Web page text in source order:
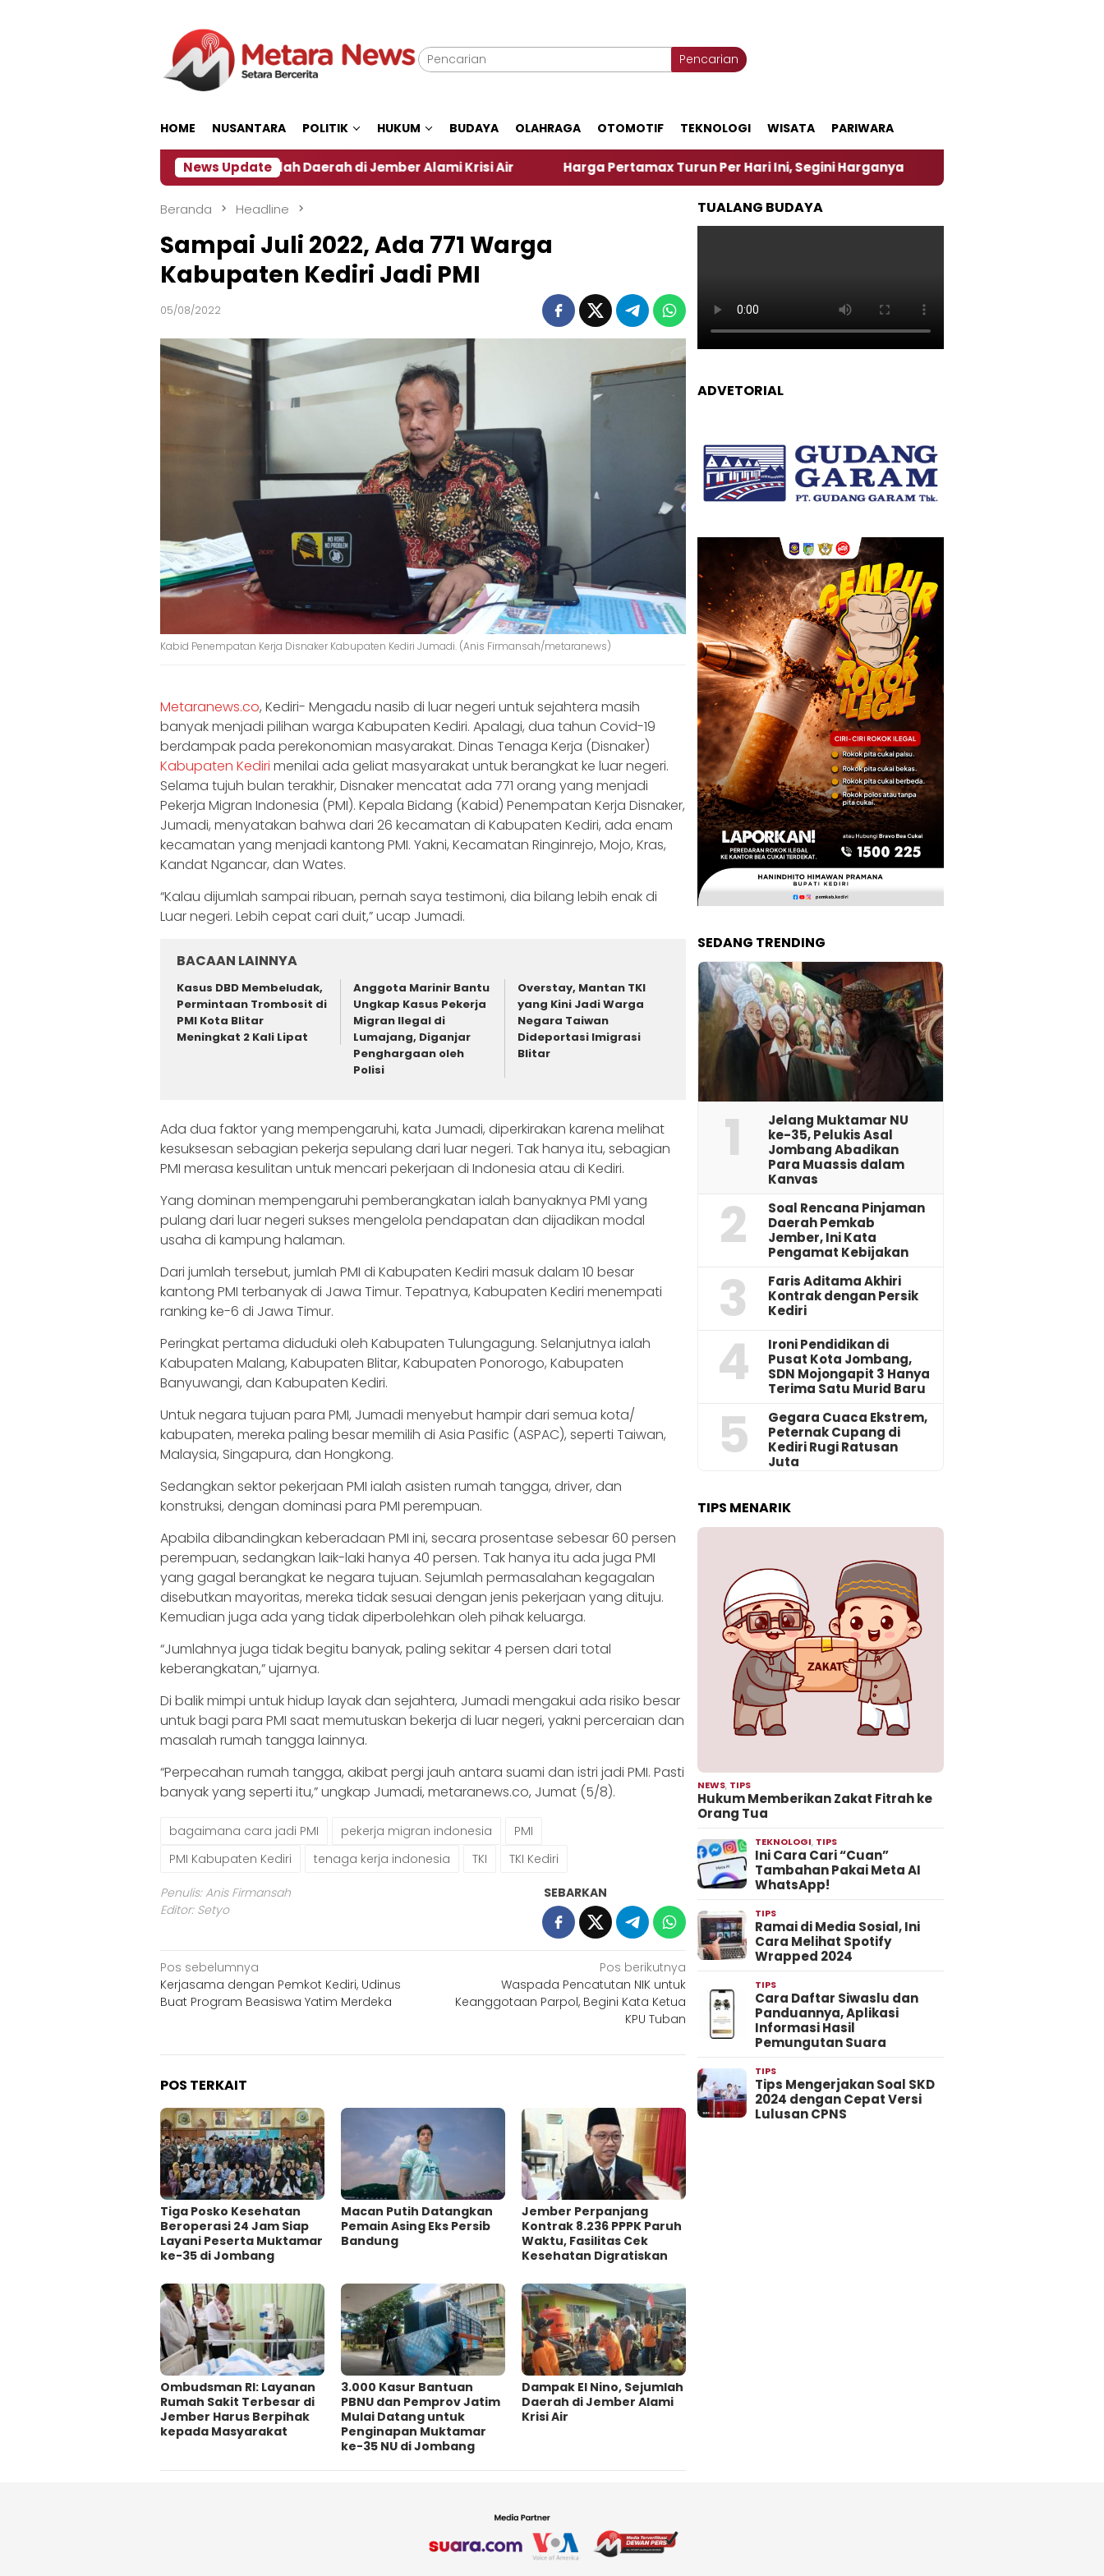
Pencarian
HOME NUSANTARA POLITIK HUKUM BUDAYA OLAHRAGA OTOMOTIF TEKNOLOGI WISATA PARIWARA
News Update
Dampak El Nino, Sejumlah Daerah di Jember Alami Krisi Air Harga Pertamax Turun Per Hari Ini, Segini Harganya ‎Nasirun Maestro Lukis Pemadu
Beranda Headline
Sampai Juli 2022, Ada 771 Warga
Kabupaten Kediri Jadi PMI
05/08/2022
Kabid Penempatan Kerja Disnaker Kabupaten Kediri Jumadi. (Anis Firmansah/metaranews)
Metaranews.co, Kediri- Mengadu nasib di luar negeri untuk sejahtera masih
banyak menjadi pilihan warga Kabupaten Kediri. Apalagi, dua tahun Covid-19
berdampak pada perekonomian masyarakat. Dinas Tenaga Kerja (Disnaker)
Kabupaten Kediri menilai ada geliat masyarakat untuk berangkat ke luar negeri.
Selama tujuh bulan terakhir, Disnaker mencatat ada 771 orang yang menjadi
Pekerja Migran Indonesia (PMI). Kepala Bidang (Kabid) Penempatan Kerja Disnaker,
Jumadi, menyatakan bahwa dari 26 kecamatan di Kabupaten Kediri, ada enam
kecamatan yang menjadi kantong PMI. Yakni, Kecamatan Ringinrejo, Mojo, Kras,
Kandat Ngancar, dan Wates.
“Kalau dijumlah sampai ribuan, pernah saya testimoni, dia bilang lebih enak di
Luar negeri. Lebih cepat cari duit,” ucap Jumadi.
BACAAN LAINNYA
Kasus DBD Membeludak,
Permintaan Trombosit di
PMI Kota Blitar
Meningkat 2 Kali Lipat
Anggota Marinir Bantu
Ungkap Kasus Pekerja
Migran Ilegal di
Lumajang, Diganjar
Penghargaan oleh
Polisi
Overstay, Mantan TKI
yang Kini Jadi Warga
Negara Taiwan
Dideportasi Imigrasi
Blitar
Ada dua faktor yang mempengaruhi, kata Jumadi, diperkirakan karena melihat
kesuksesan sebagian pekerja sepulang dari luar negeri. Tak hanya itu, sebagian
PMI merasa kesulitan untuk mencari pekerjaan di Indonesia atau di Kediri.
Yang dominan mempengaruhi pemberangkatan ialah banyaknya PMI yang
pulang dari luar negeri sukses mengelola pendapatan dan dijadikan modal
usaha di kampung halaman.
Dari jumlah tersebut, jumlah PMI di Kabupaten Kediri masuk dalam 10 besar
kantong PMI terbanyak di Jawa Timur. Tepatnya, Kabupaten Kediri menempati
ranking ke-6 di Jawa Timur.
Peringkat pertama diduduki oleh Kabupaten Tulungagung. Selanjutnya ialah
Kabupaten Malang, Kabupaten Blitar, Kabupaten Ponorogo, Kabupaten
Banyuwangi, dan Kabupaten Kediri.
Untuk negara tujuan para PMI, Jumadi menyebut hampir dari semua kota/
kabupaten, mereka paling besar memilih di Asia Pasific (ASPAC), seperti Taiwan,
Malaysia, Singapura, dan Hongkong.
Sedangkan sektor pekerjaan PMI ialah asisten rumah tangga, driver, dan
konstruksi, dengan dominasi para PMI perempuan.
Apabila dibandingkan keberadaan PMI ini, secara prosentase sebesar 60 persen
perempuan, sedangkan laik-laki hanya 40 persen. Tak hanya itu ada juga PMI
yang gagal berangkat ke negara tujuan. Sejumlah permasalahan kegagalan
disebutkan mayoritas, mereka tidak sesuai dengan jenis pekerjaan yang dituju.
Kemudian juga ada yang tidak diperbolehkan oleh pihak keluarga.
“Jumlahnya juga tidak begitu banyak, paling sekitar 4 persen dari total
keberangkatan,” ujarnya.
Di balik mimpi untuk hidup layak dan sejahtera, Jumadi mengakui ada risiko besar
untuk bagi para PMI saat memutuskan bekerja di luar negeri, yakni perceraian dan
masalah rumah tangga lainnya.
“Perpecahan rumah tangga, akibat pergi jauh antara suami dan istri jadi PMI. Pasti
banyak yang seperti itu,” ungkap Jumadi, metaranews.co, Jumat (5/8).
bagaimana cara jadi PMI pekerja migran indonesia
PMI
PMI Kabupaten Kediri
tenaga kerja indonesia TKI TKI Kediri
Penulis: Anis Firmansah
Editor: Setyo
SEBARKAN
Navigasi
pos
Pos sebelumnya
Kerjasama dengan Pemkot Kediri, Udinus
Buat Program Beasiswa Yatim Merdeka
Pos berikutnya
Waspada Pencatutan NIK untuk
Keanggotaan Parpol, Begini Kata Ketua
KPU Tuban
POS TERKAIT
Tiga Posko Kesehatan
Beroperasi 24 Jam Siap
Layani Peserta Muktamar
ke-35 di Jombang
Macan Putih Datangkan
Pemain Asing Eks Persib
Bandung
Jember Perpanjang
Kontrak 8.236 PPPK Paruh
Waktu, Fasilitas Cek
Kesehatan Digratiskan
Ombudsman RI: Layanan
Rumah Sakit Terbesar di
Jember Harus Berpihak
kepada Masyarakat
3.000 Kasur Bantuan
PBNU dan Pemprov Jatim
Mulai Datang untuk
Penginapan Muktamar
ke-35 NU di Jombang
Dampak El Nino, Sejumlah
Daerah di Jember Alami
Krisi Air
TUALANG BUDAYA
ADVETORIAL
SEDANG TRENDING
1
Jelang Muktamar NU
ke-35, Pelukis Asal
Jombang Abadikan
Para Muassis dalam
Kanvas
2
‎Soal Rencana Pinjaman
Daerah Pemkab
Jember, Ini Kata
Pengamat Kebijakan ‎
3
Faris Aditama Akhiri
Kontrak dengan Persik
Kediri
4
Ironi Pendidikan di
Pusat Kota Jombang,
SDN Mojongapit 3 Hanya
Terima Satu Murid Baru
5
‎Gegara Cuaca Ekstrem,
Peternak Cupang di
Kediri Rugi Ratusan
Juta
TIPS MENARIK
NEWS, TIPS
Hukum Memberikan Zakat Fitrah ke
Orang Tua
TEKNOLOGI, TIPS
Ini Cara Cari “Cuan”
Tambahan Pakai Meta AI
WhatsApp!
TIPS
Ramai di Media Sosial, Ini
Cara Melihat Spotify
Wrapped 2024
TIPS
Cara Daftar Siwaslu dan
Panduannya, Aplikasi
Informasi Hasil
Pemungutan Suara
TIPS
Tips Mengerjakan Soal SKD
2024 dengan Cepat Versi
Lulusan CPNS